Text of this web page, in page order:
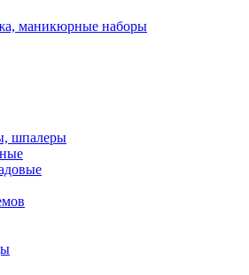
маникюрные наборы
шпалеры